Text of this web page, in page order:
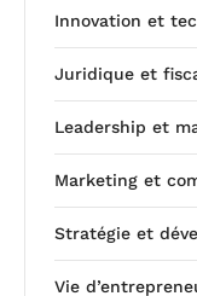
Innovation et
Juridique et
Leadership et
Marketing et
Stratégie et
Vie